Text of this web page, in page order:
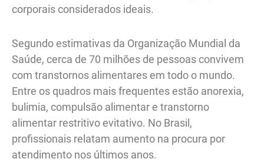
corporais considerados ideais.
Segundo estimativas da Organização Mundial da
Saúde, cerca de 70 milhões de pessoas convivem
com transtornos alimentares em todo o mundo.
Entre os quadros mais frequentes estão anorexia,
bulimia, compulsão alimentar e transtorno
alimentar restritivo evitativo. No Brasil,
profissionais relatam aumento na procura por
atendimento nos últimos anos.